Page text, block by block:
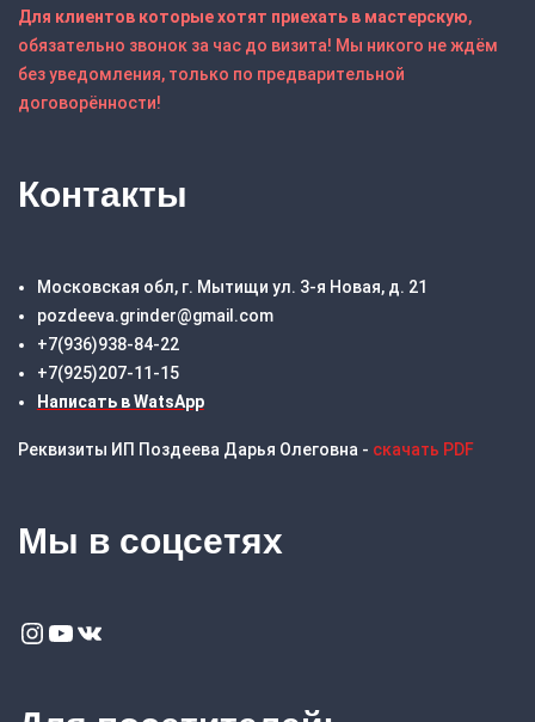
Для клиентов которые хотят приехать в мастерскую,
обязательно звонок за час до визита! Мы никого не ждём
без уведомления, только по предварительной
договорённости!
Контакты
Московская обл, г. Мытищи ул. 3-я Новая, д. 21
pozdeeva.grinder@gmail.com
+7(936)938-84-22
+7(925)207-11-15
Написать в WatsApp
Реквизиты ИП Поздеева Дарья Олеговна - скачать PDF
Мы в соцсетях
Instagram
YouTube
VK